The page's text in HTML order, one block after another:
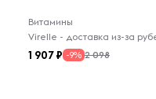
Витамины
1 907 -9% 2 098